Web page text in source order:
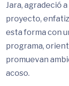
Jara, agradeció
proyecto,
esta forma con
programa,
promuevan
acoso.